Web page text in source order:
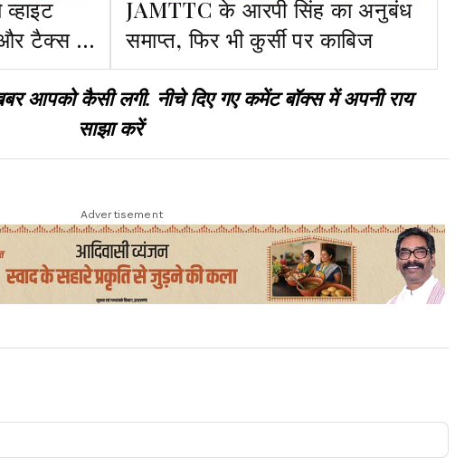
टैक्स में
JAMTTC के आरपी सिंह का अनुबंध
समाप्त, फिर भी कुर्सी पर काबिज
आपको कैसी लगी. नीचे दिए गए कमेंट बॉक्स में अपनी राय
साझा करें
Advertisement